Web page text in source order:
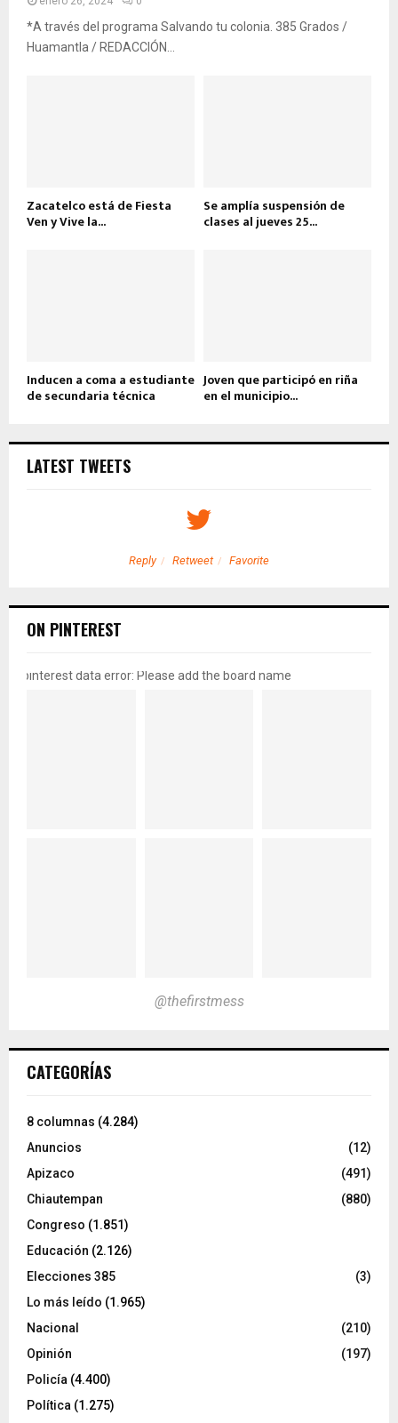
*A través del programa Salvando tu colonia. 385 Grados /
Huamantla / REDACCIÓN...
Zacatelco está de Fiesta
Ven y Vive la...
Se amplía suspensión de
clases al jueves 25...
Inducen a coma a estudiante
de secundaria técnica
Joven que participó en riña
en el municipio...
LATEST TWEETS
Reply Retweet Favorite
ON PINTEREST
pinterest data error: Please add the board name
@thefirstmess
CATEGORÍAS
8 columnas (4.284)
Anuncios
(12)
Apizaco
(491)
Chiautempan
(880)
Congreso (1.851)
Educación (2.126)
Elecciones 385
(3)
Lo más leído (1.965)
Nacional
(210)
Opinión
(197)
Policía (4.400)
Política (1.275)